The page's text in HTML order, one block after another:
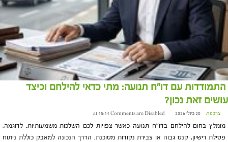
התמודדות עם דו"ח תנועה: מתי כדאי להילחם וכיצד
עושים זאת נכון?
צרכנות 20 ביולי 2026 at 15:11 Comments are Disabled
מומלץ בחום להילחם בדו"ח תנועה כאשר צפויות לכם השלכות משמעותיות. לדוגמה,
פסילת רישיון, קנס גבוה או צבירת נקודות מסוכנת. הדרך הנכונה למאבק כוללת ניתוח